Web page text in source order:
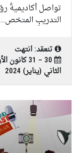
تواصل أكاديميةُ
التدريبِ المتخص...
تنعقد: انتهت
الثاني (يناير) 2024